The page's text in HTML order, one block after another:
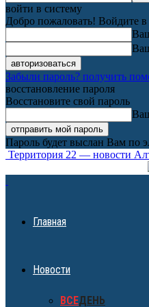
войти в систему
Добро пожаловать! Войдите
Забыли пароль? получить
восстановление пароля
Восстановите свой пароль
Пароль будет выслан Вам по
Территория 22 — новости
Главная
Новости
ВСЕДЕНЬ